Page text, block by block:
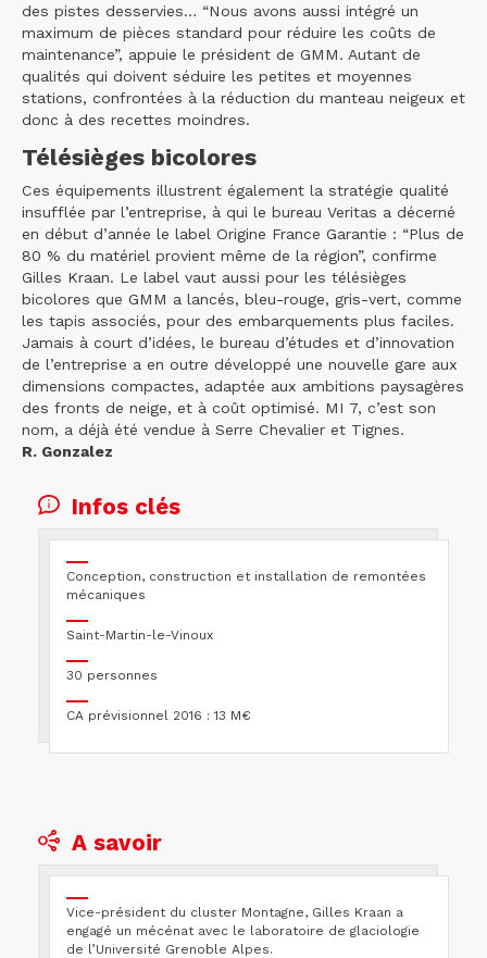
des pistes desservies… “Nous avons aussi intégré un
maximum de pièces standard pour réduire les coûts de
maintenance”, appuie le président de GMM. Autant de
qualités qui doivent séduire les petites et moyennes
stations, confrontées à la réduction du manteau neigeux et
donc à des recettes moindres.
Télésièges bicolores
Ces équipements illustrent également la stratégie qualité
insufflée par l’entreprise, à qui le bureau Veritas a décerné
en début d’année le label Origine France Garantie : “Plus de
80 % du matériel provient même de la région”, confirme
Gilles Kraan. Le label vaut aussi pour les télésièges
bicolores que GMM a lancés, bleu-rouge, gris-vert, comme
les tapis associés, pour des embarquements plus faciles.
Jamais à court d’idées, le bureau d’études et d’innovation
de l’entreprise a en outre développé une nouvelle gare aux
dimensions compactes, adaptée aux ambitions paysagères
des fronts de neige, et à coût optimisé. MI 7, c’est son
nom, a déjà été vendue à Serre Chevalier et Tignes.
R. Gonzalez
Infos clés
Conception, construction et installation de remontées
mécaniques
Saint-Martin-le-Vinoux
30 personnes
CA prévisionnel 2016 : 13 M€
A savoir
Vice-président du cluster Montagne, Gilles Kraan a
engagé un mécénat avec le laboratoire de glaciologie
de l’Université Grenoble Alpes.